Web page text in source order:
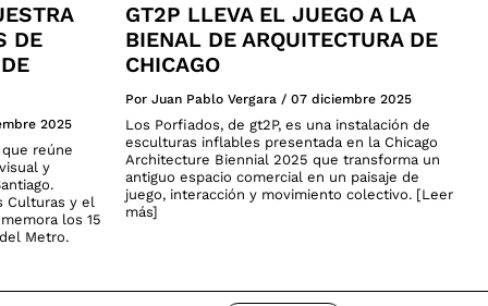
DE
2025
reúne
y
Culturas y el
los 15
Metro.
GT2P LLEVA EL JUEGO A LA
BIENAL DE ARQUITECTURA DE
CHICAGO
Por Juan Pablo Vergara / 07 diciembre 2025
Los Porfiados, de gt2P, es una instalación de
esculturas inflables presentada en la Chicago
Architecture Biennial 2025 que transforma un
antiguo espacio comercial en un paisaje de
juego, interacción y movimiento colectivo. [Leer
más]